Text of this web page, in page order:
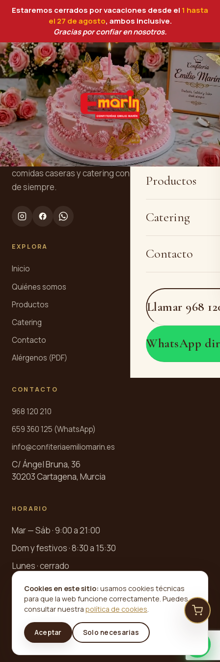
Estaremos cerrados por vacaciones desde el 1 hasta
el 27 de agosto, ambos inclusive.
Gracias por confiar en nosotros.
Inicio
Quiénes somos
Productos
Catering
Contacto
Llamar 968
WhatsApp
Confitería y panadería artesanal en
Cartagena. Tres generaciones
elaborando tartas personalizadas, pan,
comidas caseras y catering con la receta
de siempre.
EXPLORA
Inicio
Quiénes somos
Productos
Catering
Contacto
Alérgenos (PDF)
CONTACTO
968 120 210
659 360 125 (WhatsApp)
info@confiteriaemiliomarin.es
C/ Ángel Bruna, 36
30203 Cartagena, Murcia
HORARIO
Mar — Sáb · 9:00 a 21:00
Dom y festivos · 8:30 a 15:30
Lunes · cerrado
2026
Confitería Emilio Marín · Desde 1945. Todos los
derechos reservados.
Aviso legal
Cookies en este sitio: usamos cookies técnicas
para que la web funcione correctamente. Puedes
consultar nuestra política de cookies.
Aceptar Solo necesarias